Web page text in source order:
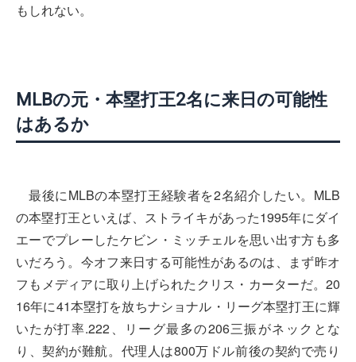
もしれない。
MLBの元・本塁打王2名に来日の可能性
はあるか
最後にMLBの本塁打王経験者を2名紹介したい。MLB
の本塁打王といえば、ストライキがあった1995年にダイ
エーでプレーしたケビン・ミッチェルを思い出す方も多
いだろう。今オフ来日する可能性があるのは、まず昨オ
フもメディアに取り上げられたクリス・カーターだ。20
16年に41本塁打を放ちナショナル・リーグ本塁打王に輝
いたが打率.222、リーグ最多の206三振がネックとな
り、契約が難航。代理人は800万ドル前後の契約で売り